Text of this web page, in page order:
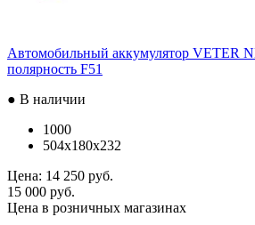
Автомобильный аккумулятор VETER
полярность F51
● В наличии
1000
504x180x232
Цена: 14 250 руб.
15 000 руб.
Цена в розничных магазинах